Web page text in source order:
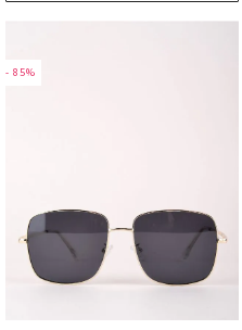
- 85%